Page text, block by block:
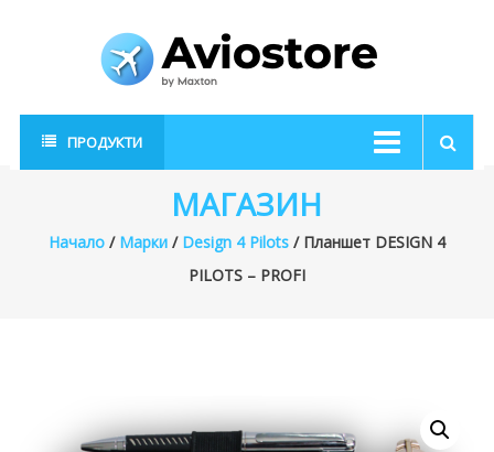
AvioStore
Авиационен
магазин
ПРОДУКТИ
МАГАЗИН
Начало/ Марки/ Design 4 Pilots/ Планшет DESIGN 4
PILOTS – PROFI